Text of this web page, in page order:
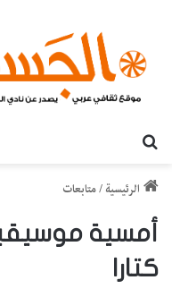
الرئيسية /متابعات
أمسية
كتارا